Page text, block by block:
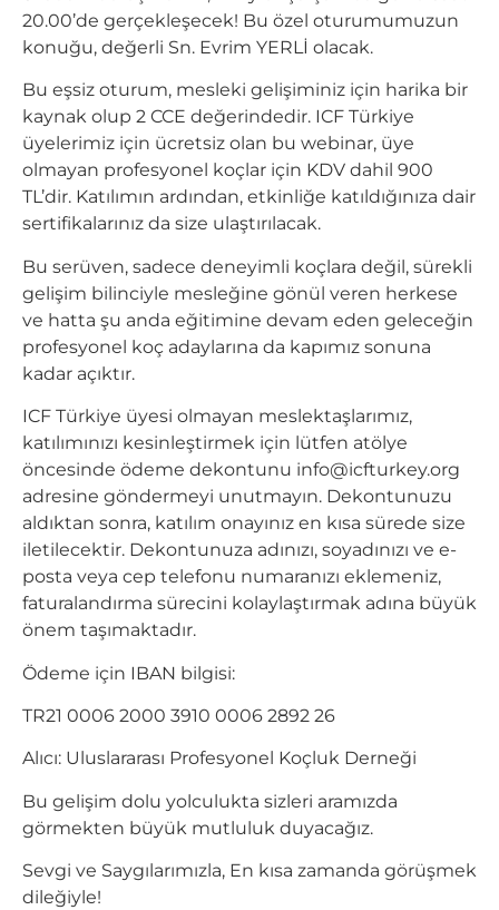
20.00’de gerçekleşecek! Bu özel oturumumuzun
konuğu, değerli Sn. Evrim YERLİ olacak.
Bu eşsiz oturum, mesleki gelişiminiz için harika bir
kaynak olup 2 CCE değerindedir. ICF Türkiye
üyelerimiz için ücretsiz olan bu webinar, üye
olmayan profesyonel koçlar için KDV dahil 900
TL’dir. Katılımın ardından, etkinliğe katıldığınıza dair
sertifikalarınız da size ulaştırılacak.
Bu serüven, sadece deneyimli koçlara değil, sürekli
gelişim bilinciyle mesleğine gönül veren herkese
ve hatta şu anda eğitimine devam eden geleceğin
profesyonel koç adaylarına da kapımız sonuna
kadar açıktır.
ICF Türkiye üyesi olmayan meslektaşlarımız,
katılımınızı kesinleştirmek için lütfen atölye
öncesinde ödeme dekontunu info@icfturkey.org
adresine göndermeyi unutmayın. Dekontunuzu
aldıktan sonra, katılım onayınız en kısa sürede size
iletilecektir. Dekontunuza adınızı, soyadınızı ve e-
posta veya cep telefonu numaranızı eklemeniz,
faturalandırma sürecini kolaylaştırmak adına büyük
önem taşımaktadır.
Ödeme için IBAN bilgisi:
TR21 0006 2000 3910 0006 2892 26
Alıcı: Uluslararası Profesyonel Koçluk Derneği
Bu gelişim dolu yolculukta sizleri aramızda
görmekten büyük mutluluk duyacağız.
Sevgi ve Saygılarımızla, En kısa zamanda görüşmek
dileğiyle!